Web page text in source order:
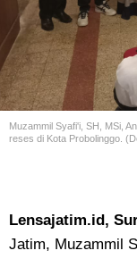
Muzammil Syafi'i, SH, MSi,
reses di Kota Probolinggo.
Lensajatim.id,
Jatim, Muzammil